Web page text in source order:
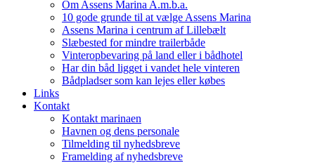
Om Assens Marina A.m.b.a.
10 gode grunde til at vælge Assens Marina
Assens Marina i centrum af Lillebælt
Slæbested for mindre trailerbåde
Vinteropbevaring på land eller i bådhotel
Har din båd ligget i vandet hele vinteren
Bådpladser som kan lejes eller købes
Links
Kontakt
Kontakt marinaen
Havnen og dens personale
Tilmelding til nyhedsbreve
Framelding af nyhedsbreve